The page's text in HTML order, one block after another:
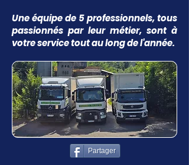
Une équipe de 5 professionnels, tous
passionnés par leur métier, sont à
votre service tout au long de l'année.
Partager